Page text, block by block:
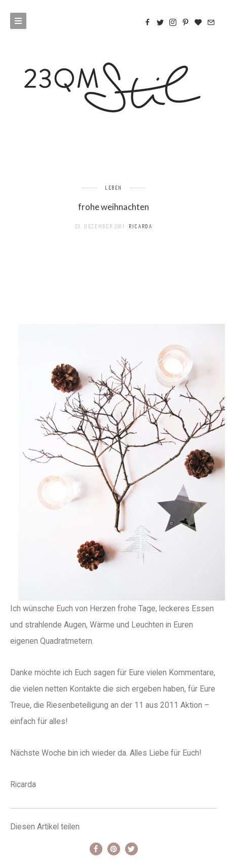
LEBEN
frohe weihnachten
23. DEZEMBER 2011 RICARDA
Ich wünsche Euch von Herzen frohe Tage, leckeres Essen
und strahlende Augen, Wärme und Leuchten in Euren
eigenen Quadratmetern.
Danke möchte ich Euch sagen für Eure vielen Kommentare,
die vielen netten Kontakte die sich ergeben haben, für Eure
Treue, die Riesenbeteiligung an der 11 aus 2011 Aktion –
einfach für alles!
Nächste Woche bin ich wieder da. Alles Liebe für Euch!
Ricarda
Diesen Artikel teilen